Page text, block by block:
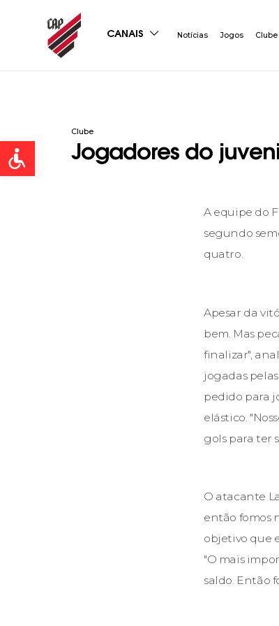
Open toolbar
CANAIS Notícias Jogos Clube
Clube
Jogadores do
A equipe do
segundo
quatro.
Apesar da
bem. Mas
finalizar",
jogadas
pedido para
elástico.
gols para ter
O atacante
então fomos
objetivo que
"O mais
saldo. Então